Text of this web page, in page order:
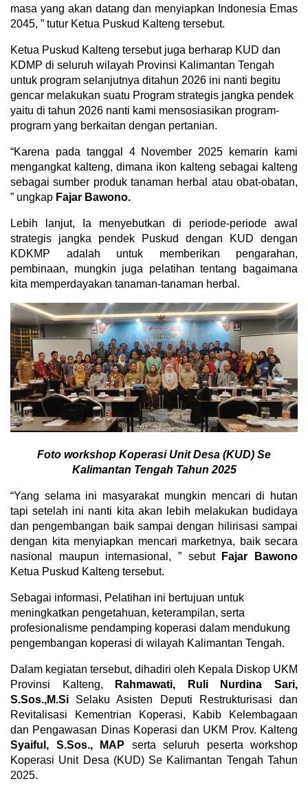
masa yang akan datang dan menyiapkan Indonesia Emas
2045, ” tutur Ketua Puskud Kalteng tersebut.
Ketua Puskud Kalteng tersebut juga berharap KUD dan
KDMP di seluruh wilayah Provinsi Kalimantan Tengah
untuk program selanjutnya ditahun 2026 ini nanti begitu
gencar melakukan suatu Program strategis jangka pendek
yaitu di tahun 2026 nanti kami mensosiasikan program-
program yang berkaitan dengan pertanian.
“Karena pada tanggal 4 November 2025 kemarin kami
mengangkat kalteng, dimana ikon kalteng sebagai kalteng
sebagai sumber produk tanaman herbal atau obat-obatan,
” ungkap Fajar Bawono.
Lebih lanjut, Ia menyebutkan di periode-periode awal
strategis jangka pendek Puskud dengan KUD dengan
KDKMP adalah untuk memberikan pengarahan,
pembinaan, mungkin juga pelatihan tentang bagaimana
kita memperdayakan tanaman-tanaman herbal.
Foto workshop Koperasi Unit Desa (KUD) Se
Kalimantan Tengah Tahun 2025
“Yang selama ini masyarakat mungkin mencari di hutan
tapi setelah ini nanti kita akan lebih melakukan budidaya
dan pengembangan baik sampai dengan hilirisasi sampai
dengan kita menyiapkan mencari marketnya, baik secara
nasional maupun internasional, ” sebut
Fajar Bawono
Ketua Puskud Kalteng tersebut.
Sebagai informasi, Pelatihan ini bertujuan untuk
meningkatkan pengetahuan, keterampilan, serta
profesionalisme pendamping koperasi dalam mendukung
pengembangan koperasi di wilayah Kalimantan Tengah.
Dalam kegiatan tersebut, dihadiri oleh Kepala Diskop UKM
Provinsi Kalteng,
Rahmawati,
Ruli Nurdina Sari,
S.Sos.,M.Si Selaku Asisten Deputi Restrukturisasi dan
Revitalisasi Kementrian Koperasi, Kabib Kelembagaan
dan Pengawasan Dinas Koperasi dan UKM Prov. Kalteng
Syaiful, S.Sos., MAP serta seluruh peserta workshop
Koperasi Unit Desa (KUD) Se Kalimantan Tengah Tahun
2025.